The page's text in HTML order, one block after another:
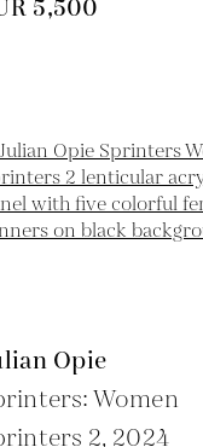
5,500
Opie
Women
2, 2024